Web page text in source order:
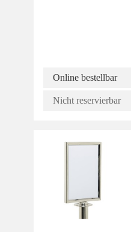
Online bestellbar
Nicht reservierbar